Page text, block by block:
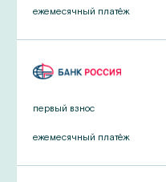
ежемесячный платёж
первый взнос
ежемесячный платёж